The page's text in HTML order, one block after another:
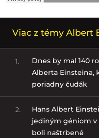
Viac z témy Albert
1.
Dnes by mal 140
Alberta Einsteina,
poriadny čudák
2.
Hans Albert
jediným géniom v
boli naštrbené